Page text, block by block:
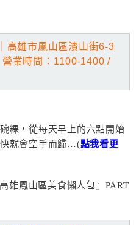
高雄市鳳山區濱山街6-3
營業時間：1100-1400 /
粿，從每天早上的六點開始
就會空手而歸…(點我看更